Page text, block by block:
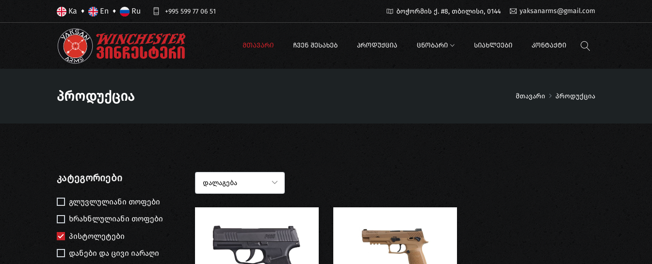
Ka ♦ En ♦ Ru +995 599 77 06 51 ბოჭორმის ქ. #8, თბილისი, 0144 yaksanarms@gmail.com
ᲛᲗᲐᲕᲐᲠᲘ ᲩᲕᲔᲜ ᲨᲔᲡᲐᲮᲔᲑ ᲞᲠᲝᲓᲣᲥᲪᲘᲐ ᲪᲜᲝᲑᲐᲠᲘ ᲡᲘᲐᲮᲚᲔᲔᲑᲘ ᲙᲝᲜᲢᲐᲥᲢᲘ
Პროდუქცია მთავარი პროდუქცია
Კატეგორიები
გლუვლულიანი თოფები
ხრახნლულიანი თოფები
პისტოლეტები
დანები და ცივი იარაღი